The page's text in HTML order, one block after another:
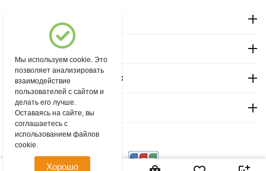
Магазин "Северный"
Покупательский сервис
Контакты
© 2004 - 2026 msever.ru.
Мы используем cookie. Это
позволяет анализировать
взаимодействие
пользователей с сайтом и
делать его лучше.
Оставаясь на сайте, вы
соглашаетесь с
использованием файлов
cookie.
Хорошо